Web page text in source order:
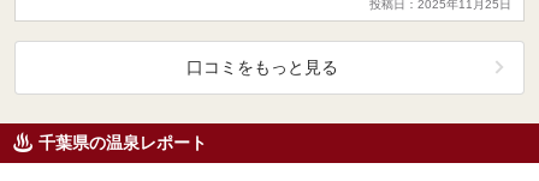
投稿日：2025年11月25日
口コミをもっと見る
千葉県の温泉レポート